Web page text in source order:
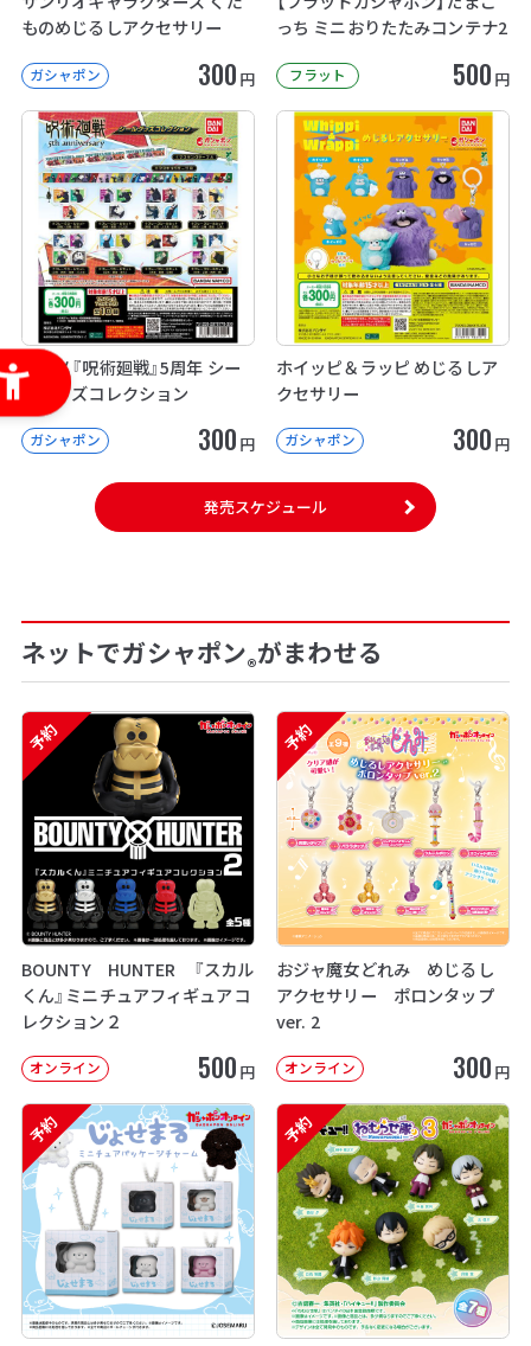
ものめじるしアクセサリー
ガシャポン 300 円
っち ミニおりたたみコンテナ2
フラット 500 円
アニメ『呪術廻戦』5周年 シー
ルグッズコレクション
ガシャポン 300 円
ホイッピ＆ラッピ めじるしア
クセサリー
ガシャポン 300 円
発売スケジュール
ネットでガシャポン®がまわせる
予約
BOUNTY HUNTER 『スカル
くん』ミニチュアフィギュアコ
レクション２
オンライン 500 円
予約
おジャ魔女どれみ めじるし
アクセサリー ポロンタップ
ver. 2
オンライン 300 円
予約 予約